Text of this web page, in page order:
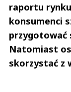
raportu
konsumenci
przygotować
Natomiast
skorzystać z